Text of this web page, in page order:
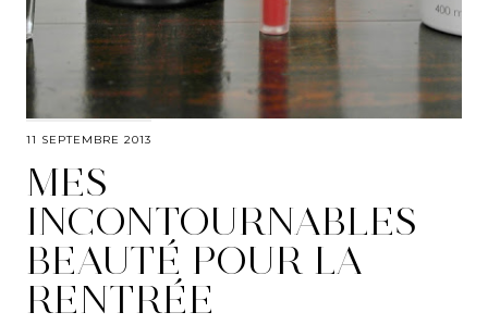
11 SEPTEMBRE 2013
MES
INCONTOURNABLES
BEAUTÉ POUR LA
RENTRÉE